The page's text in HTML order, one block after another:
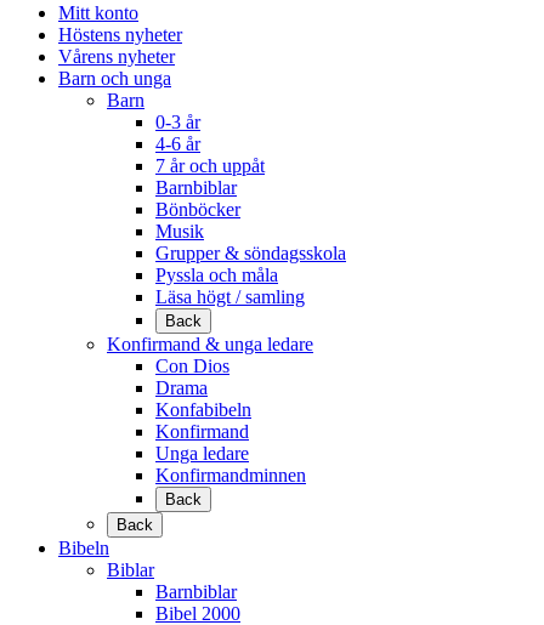
Mitt konto
Höstens nyheter
Vårens nyheter
Barn och unga
Barn
0-3 år
4-6 år
7 år och uppåt
Barnbiblar
Bönböcker
Musik
Grupper & söndagsskola
Pyssla och måla
Läsa högt / samling
Back
Konfirmand & unga ledare
Con Dios
Drama
Konfabibeln
Konfirmand
Unga ledare
Konfirmandminnen
Back
Back
Bibeln
Biblar
Barnbiblar
Bibel 2000